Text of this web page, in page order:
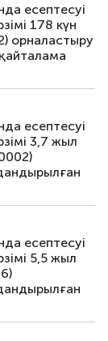
аралас
аралас
аралас
аралас
аралас
аралас
аралас
аралас
есептесуі
178 күн
орналастыру
есептесуі
3,7 жыл
есептесуі
5,5 жыл